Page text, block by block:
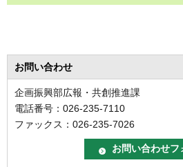
お問い合わせ
企画振興部広報・共創推進課
電話番号：026-235-7110
ファックス：026-235-7026